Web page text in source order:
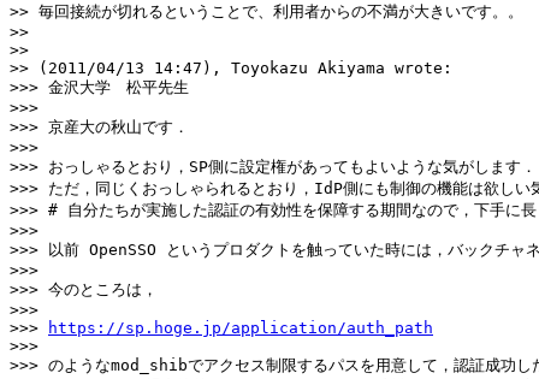
>> 毎回接続が切れるということで、利用者からの不満が大きいです。。
>>
>>
>> (2011/04/13 14:47), Toyokazu Akiyama wrote:
>>> 金沢大学　松平先生
>>>
>>> 京産大の秋山です．
>>>
>>> おっしゃるとおり，SP側に設定権があってもよいような気がします．
>>> ただ，同じくおっしゃられるとおり，IdP側にも制御の機能は欲しい
>>> # 自分たちが実施した認証の有効性を保障する期間なので，下手に
>>>
>>> 以前 OpenSSO というプロダクトを触っていた時には，バックチャ
>>>
>>> 今のところは，
>>>
>>>
https://sp.hoge.jp/application/auth_path
>>>
>>> のようなmod_shibでアクセス制限するパスを用意して，認証成功し